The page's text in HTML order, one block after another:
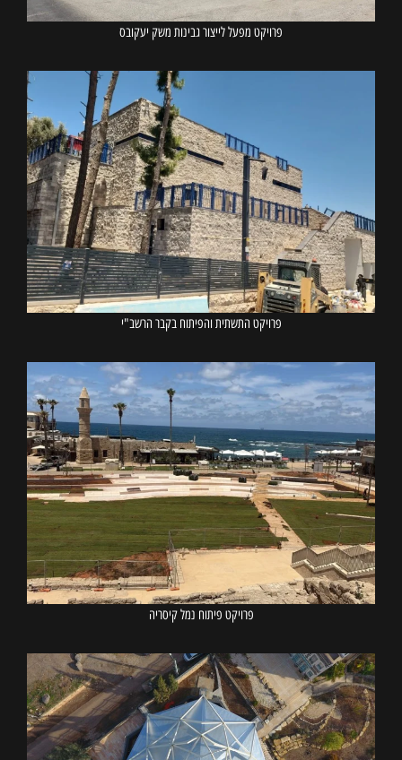
פרויקט מפעל לייצור גבינות משק יעקובס
פרויקט התשתית והפיתוח בקבר הרשב"י
פרויקט פיתוח נמל קיסריה